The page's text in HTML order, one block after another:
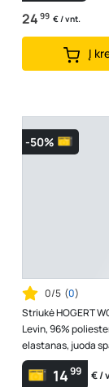
24 99 € / vnt.
Į
-50%
0/5 (0)
Striukė HOGERT
Levin, 96%
elastanas, juoda
dydis
1499 € /